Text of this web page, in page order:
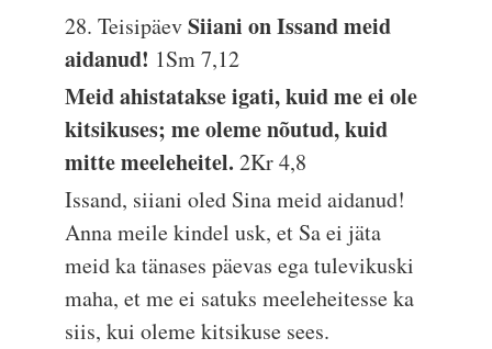
28. TeisipäevSiiani on Issand meid
aidanud! 1Sm 7,12
Meid ahistatakse igati, kuid me ei ole
kitsikuses; me oleme nõutud, kuid
mitte meeleheitel.2Kr 4,8
Issand, siiani oled Sina meid aidanud!
Anna meile kindel usk, et Sa ei jäta
meid ka tänases päevas ega tulevikuski
maha, et me ei satuks meeleheitesse ka
siis, kui oleme kitsikuse sees.